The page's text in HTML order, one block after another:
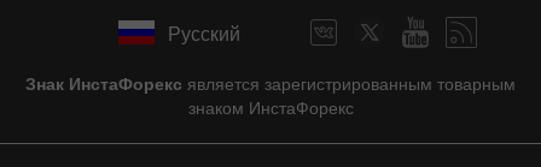
Русский
Знак ИнстаФорекс является зарегистрированным товарным
знаком ИнстаФорекс